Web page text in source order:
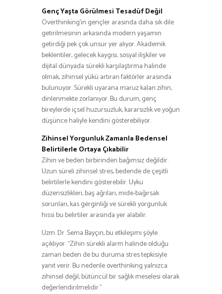
Genç Yaşta Görülmesi Tesadüf Değil
Overthinking’in gençler arasında daha sık dile
getirilmesinin arkasında modern yaşamın
getirdiği pek çok unsur yer alıyor. Akademik
beklentiler, gelecek kaygısı, sosyal ilişkiler ve
dijital dünyada sürekli karşılaştırma halinde
olmak, zihinsel yükü artıran faktörler arasında
bulunuyor. Sürekli uyarana maruz kalan zihin,
dinlenmekte zorlanıyor. Bu durum, genç
bireylerde içsel huzursuzluk, kararsızlık ve yoğun
düşünce haliyle kendini gösterebiliyor.
Zihinsel Yorgunluk Zamanla Bedensel
Belirtilerle Ortaya Çıkabilir
Zihin ve beden birbirinden bağımsız değildir.
Uzun süreli zihinsel stres, bedende de çeşitli
belirtilerle kendini gösterebilir. Uyku
düzensizlikleri, baş ağrıları, mide-bağırsak
sorunları, kas gerginliği ve sürekli yorgunluk
hissi bu belirtiler arasında yer alabilir.
Uzm. Dr. Sema Bayçın, bu etkileşimi şöyle
açıklıyor: “Zihin sürekli alarm halinde olduğu
zaman beden de bu duruma stres tepkisiyle
yanıt verir. Bu nedenle overthinking yalnızca
zihinsel değil, bütüncül bir sağlık meselesi olarak
değerlendirilmelidir.”